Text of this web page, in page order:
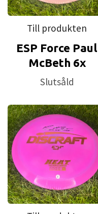
Till produkten
ESP Force Paul
McBeth 6x
Slutsåld